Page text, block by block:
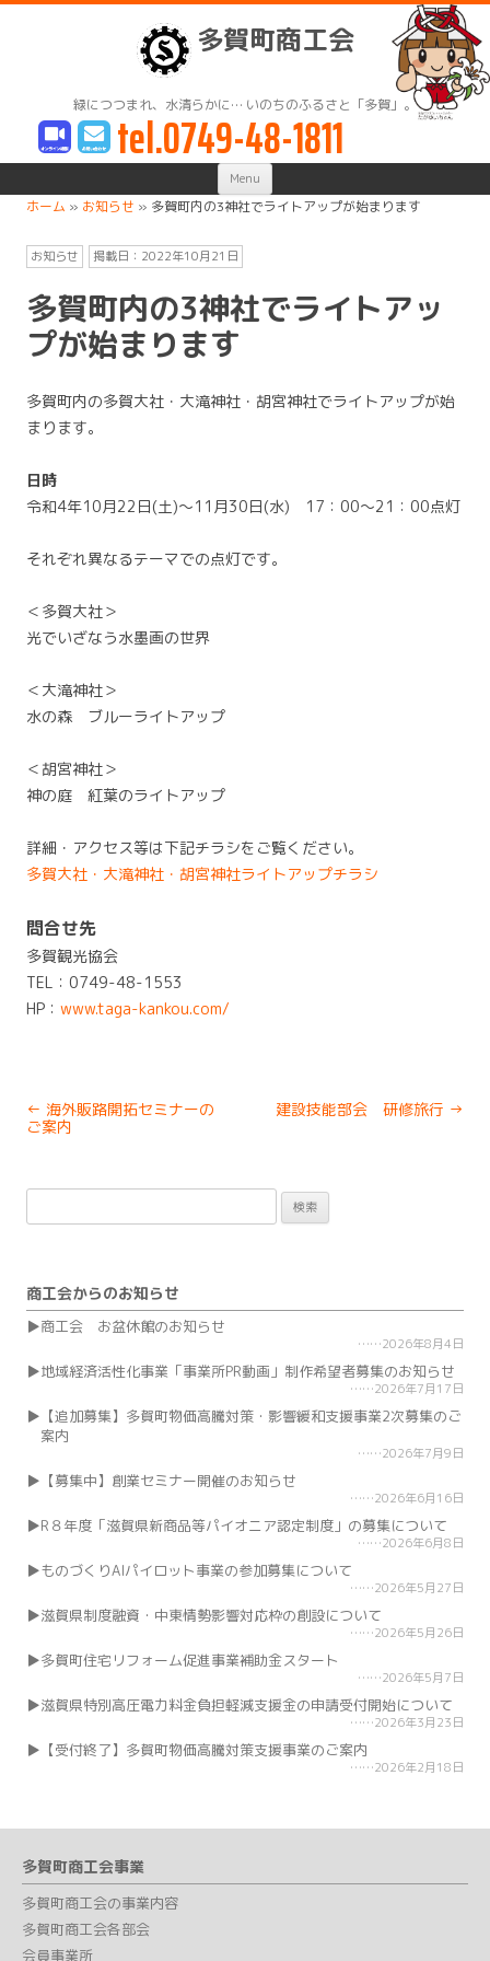
多賀町商工会
緑につつまれ、水清らかに… いのちのふるさと「多賀」。
tel.0749-48-1811
Menu Skip
content
ホーム » お知らせ » 多賀町内の3神社でライトアップが始まります
お知らせ 掲載日： 2022年10月21日
多賀町内の3神社でライトアッ
プが始まります
多賀町内の多賀大社・大滝神社・胡宮神社でライトアップが始
まります。
日時
令和4年10月22日(土)～11月30日(水) 17：00～21：00点灯
それぞれ異なるテーマでの点灯です。
＜多賀大社＞
光でいざなう水墨画の世界
＜大滝神社＞
水の森 ブルーライトアップ
＜胡宮神社＞
神の庭 紅葉のライトアップ
詳細・アクセス等は下記チラシをご覧ください。
多賀大社・大滝神社・胡宮神社ライトアップチラシ
問合せ先
多賀観光協会
TEL：0749-48-1553
HP： www.taga-kankou.com/
Post
navigation
← 海外販路開拓セミナーの
ご案内
建設技能部会 研修旅行 →
索:
商工会からのお知らせ
商工会 お盆休館のお知らせ
2026年8月4日
地域経済活性化事業「事業所PR動画」制作希望者募集のお知らせ
2026年7月17日
【追加募集】多賀町物価高騰対策・影響緩和支援事業2次募集のご
案内
2026年7月9日
【募集中】創業セミナー開催のお知らせ
2026年6月16日
R８年度「滋賀県新商品等パイオニア認定制度」の募集について
2026年6月8日
ものづくりAIパイロット事業の参加募集について
2026年5月27日
滋賀県制度融資・中東情勢影響対応枠の創設について
2026年5月26日
多賀町住宅リフォーム促進事業補助金スタート
2026年5月7日
滋賀県特別高圧電力料金負担軽減支援金の申請受付開始について
2026年3月23日
【受付終了】多賀町物価高騰対策支援事業のご案内
2026年2月18日
多賀町商工会事業
多賀町商工会の事業内容
多賀町商工会各部会
会員事業所